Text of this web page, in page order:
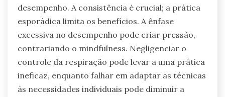
desempenho. A consistência é crucial; a prática
esporádica limita os benefícios. A ênfase
excessiva no desempenho pode criar pressão,
contrariando o mindfulness. Negligenciar o
controle da respiração pode levar a uma prática
ineficaz, enquanto falhar em adaptar as técnicas
às necessidades individuais pode diminuir a